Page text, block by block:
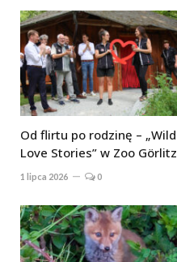
Od flirtu po rodzinę – „Wild
Love Stories” w Zoo Görlitz
1 lipca 2026 0